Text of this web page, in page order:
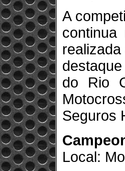
A
do Rio
Seguros
Local: